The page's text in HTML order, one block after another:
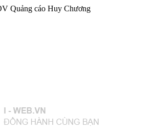
Quảng cáo Huy Chương